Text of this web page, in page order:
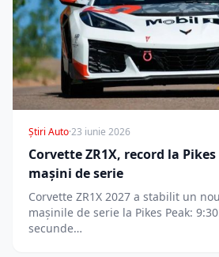
Știri Auto·23 iunie 2026
Corvette ZR1X, record la
mașini de serie
Corvette ZR1X 2027 a stabilit un
mașinile de serie la Pikes Peak:
secunde…